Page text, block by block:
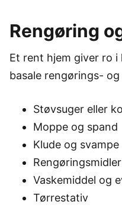
Rengøring
Et rent hjem giver ro i
basale rengørings-
Støvsuger eller
Moppe og spand
Klude og svampe
Vaskemiddel og
Tørrestativ